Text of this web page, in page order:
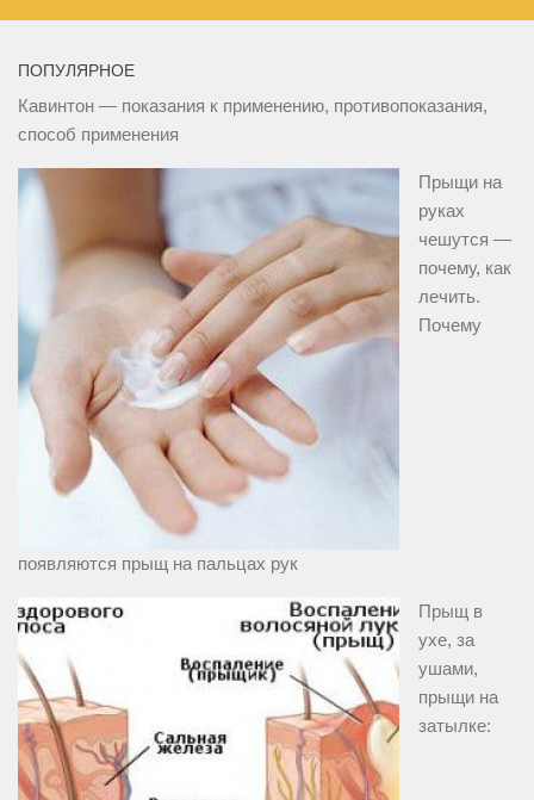
ПОПУЛЯРНОЕ
Кавинтон — показания к применению, противопоказания,
способ применения
Прыщи на
руках
чешутся —
почему, как
лечить.
Почему
появляются прыщ на пальцах рук
Прыщ в
ухе, за
ушами,
прыщи на
затылке: